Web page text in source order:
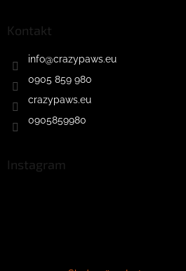
Kontakt
info@crazypaws.eu
0905 859 980
crazypaws.eu
0905859980
Instagram